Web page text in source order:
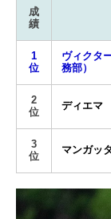
成
績
1
位
ヴィクタ
務部）
2
位
ディエマ
3
位
マンガッ